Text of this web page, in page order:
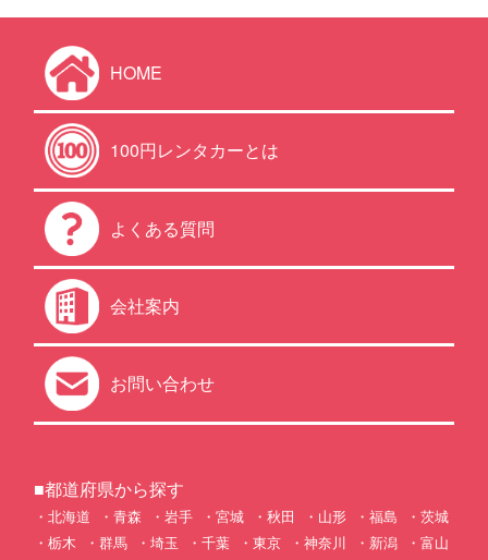
HOME
100円レンタカーとは
よくある質問
会社案内
お問い合わせ
■都道府県から探す
北海道 青森 岩手 宮城 秋田 山形 福島
茨城
栃木
群馬 埼玉 千葉 東京 神奈川 新潟
富山